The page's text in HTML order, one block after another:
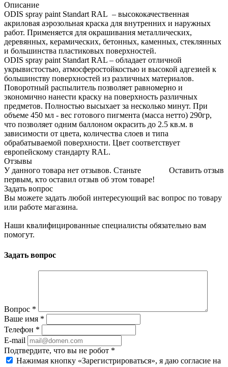
Описание
ODIS spray paint Standart RAL – высококачественная
акриловая аэрозольная краска для внутренних и наружных
работ. Применяется для окрашивания металлических,
деревянных, керамических, бетонных, каменных, стеклянных
и большинства пластиковых поверхностей.
ODIS spray paint Standart RAL – обладает отличной
укрывистостью, атмосферостойкостью и высокой адгезией к
большинству поверхностей из различных материалов.
Поворотный распылитель позволяет равномерно и
экономично нанести краску на поверхность различных
предметов. Полностью высыхает за несколько минут. При
объеме 450 мл - вес готового пигмента (масса нетто) 290гр,
что позволяет одним баллоном окрасить до 2.5 кв.м. в
зависимости от цвета, количества слоев и типа
обрабатываемой поверхности. Цвет соответствует
европейскому стандарту RAL.
Отзывы
Оставить отзыв
У данного товара нет отзывов. Станьте
первым, кто оставил отзыв об этом товаре!
Задать вопрос
Вы можете задать любой интересующий вас вопрос по товару
или работе магазина.
Наши квалифицированные специалисты обязательно вам
помогут.
Задать вопрос
Вопрос *
Ваше имя *
Телефон *
E-mail
Подтвердите, что вы не робот *
Нажимая кнопку «Зарегистрироваться», я даю согласие на